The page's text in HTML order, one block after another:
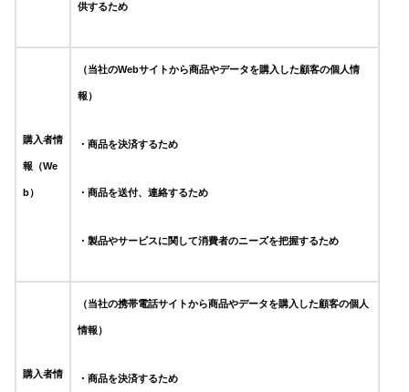
供するため
購入者情
報（We
b）
（当社のWebサイトから商品やデータを購入した顧客の個人情
報）
・商品を決済するため
・商品を送付、連絡するため
・製品やサービスに関して消費者のニーズを把握するため
購入者情
（当社の携帯電話サイトから商品やデータを購入した顧客の個人
情報）
・商品を決済するため